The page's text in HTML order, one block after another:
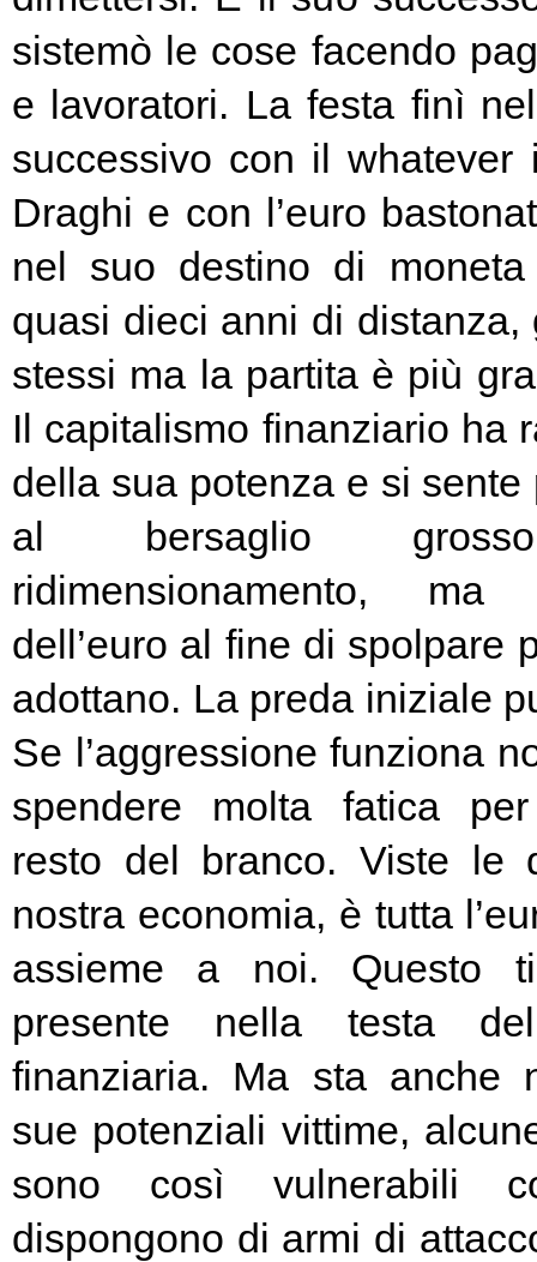
sistemò le cose facendo
e lavoratori. La festa finì
successivo con il whatever
Draghi e con l’euro
nel suo destino di
quasi dieci anni di
stessi ma la partita è più
Il capitalismo finanziario ha
della sua potenza e si sente
al bersaglio
ridimensionamento,
dell’euro al fine di spolpare
adottano. La preda iniziale
Se l’aggressione funziona
spendere molta fatica
resto del branco. Viste le
nostra economia, è tutta
assieme a noi. Questo
presente nella testa
finanziaria. Ma sta anche
sue potenziali vittime,
sono così vulnerabili
dispongono di armi di